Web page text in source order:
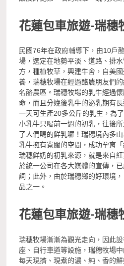
花蓮包車旅遊-瑞穗
民國76年在政府輔導下，由10戶
場，選定在地勢平淡、道路、排
方，種植牧草，興建牛舍，自美
養，瑞穗牧場在經過酪農朋友們
名酪農區。瑞穗牧場的乳牛經過
命，而且分娩後乳牛的泌乳期有
一天可生產20多公斤的乳生，為
小乳牛只喝前一週的初乳，往後
了人們喝的鮮乳囉！瑞穗境內多
乳牛擁有寬闊的空間，成功孕育
瑞穗鮮奶的初乳來源，就是來自
於統一公司在各大媒體的宣傳，
詞；此外，由於瑞穗鄉的好環境
品之一。
花蓮包車旅遊-瑞穗
瑞穗牧場漸漸為觀光走向，因此
座、自行車道等設施，瑞穗牧場
每天現擠、現煮的濃、純、香的